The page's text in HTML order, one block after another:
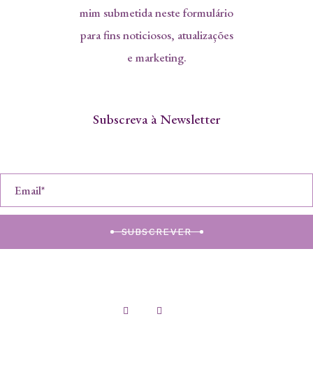
mim submetida neste formulário
para fins noticiosos, atualizações
e marketing.
Subscreva à Newsletter
SUBSCREVER